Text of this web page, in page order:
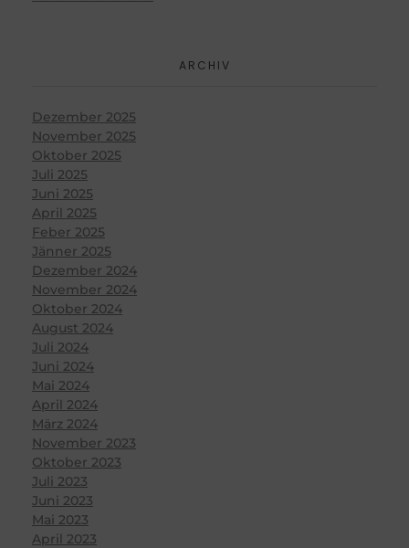
ARCHIV
Dezember 2025
November 2025
Oktober 2025
Juli 2025
Juni 2025
April 2025
Feber 2025
Jänner 2025
Dezember 2024
November 2024
Oktober 2024
August 2024
Juli 2024
Juni 2024
Mai 2024
April 2024
März 2024
November 2023
Oktober 2023
Juli 2023
Juni 2023
Mai 2023
April 2023